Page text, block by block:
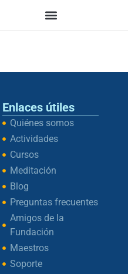
Enlaces útiles
Quiénes somos
Actividades
Cursos
Meditación
Blog
Preguntas frecuentes
Amigos de la
Fundación
Maestros
Soporte